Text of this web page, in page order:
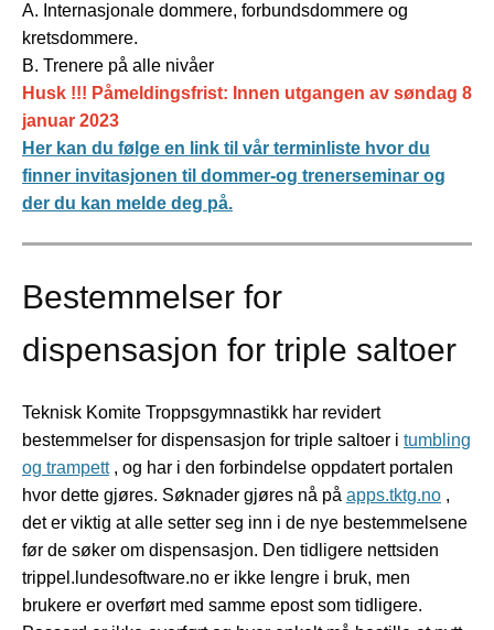
A. Internasjonale dommere, forbundsdommere og
kretsdommere.
B. Trenere på alle nivåer
Husk !!! Påmeldingsfrist: Innen utgangen av søndag 8
januar 2023
Her kan du følge en link til vår terminliste hvor du
finner invitasjonen til dommer-og trenerseminar og
der du kan melde deg på.
Bestemmelser for
dispensasjon for triple saltoer
Teknisk Komite Troppsgymnastikk har revidert
bestemmelser for dispensasjon for triple saltoer i tumbling
og trampett, og har i den forbindelse oppdatert portalen
hvor dette gjøres. Søknader gjøres nå på apps.tktg.no ,
det er viktig at alle setter seg inn i de nye bestemmelsene
før de søker om dispensasjon. Den tidligere nettsiden
trippel.lundesoftware.no er ikke lengre i bruk, men
brukere er overført med samme epost som tidligere.